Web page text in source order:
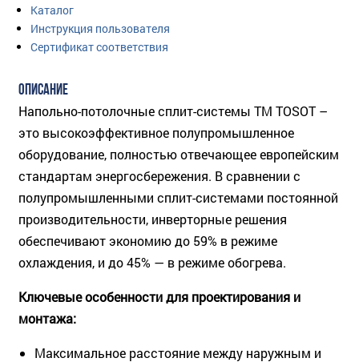
Каталог
Инструкция пользователя
Сертификат соответствия
ОПИСАНИЕ
Напольно-потолочные сплит-системы ТМ TOSOT –
это высокоэффективное полупромышленное
оборудование, полностью отвечающее европейским
стандартам энергосбережения. В сравнении с
полупромышленными сплит-системами постоянной
производительности, инверторные решения
обеспечивают экономию до 59% в режиме
охлаждения, и до 45% — в режиме обогрева.
Ключевые особенности для проектирования и
монтажа:
Максимальное расстояние между наружным и